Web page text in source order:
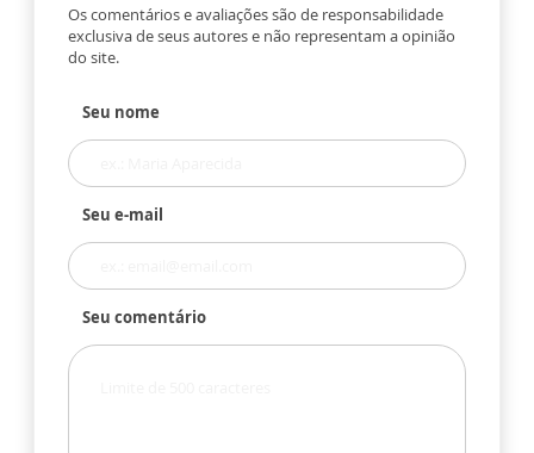
Os comentários e avaliações são de responsabilidade
exclusiva de seus autores e não representam a opinião
do site.
Seu nome
Seu e-mail
Seu comentário